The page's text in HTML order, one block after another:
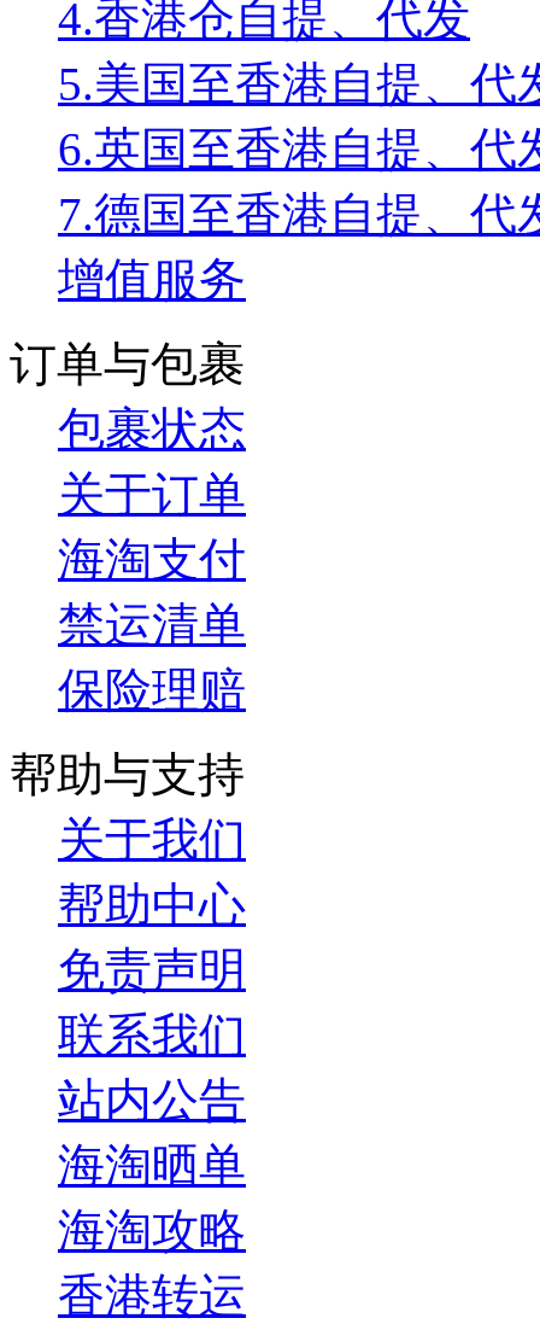
4.香港仓自提、代发
5.美国至香港自提、代
6.英国至香港自提、代
7.德国至香港自提、代
增值服务
订单与包裹
包裹状态
关于订单
海淘支付
禁运清单
保险理赔
帮助与支持
关于我们
帮助中心
免责声明
联系我们
站内公告
海淘晒单
海淘攻略
香港转运